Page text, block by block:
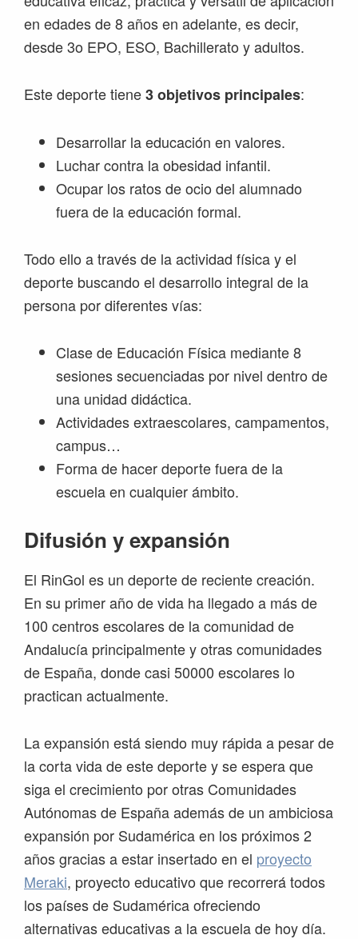
en edades de 8 años en adelante, es decir,
desde 3o EPO, ESO, Bachillerato y adultos.
Este deporte tiene3 objetivos principales:
Desarrollar la educación en valores.
Luchar contra la obesidad infantil.
Ocupar los ratos de ocio del alumnado
fuera de la educación formal.
Todo ello a través de la actividad física y el
deporte buscando el desarrollo integral de la
persona por diferentes vías:
Clase de Educación Física mediante 8
sesiones secuenciadas por nivel dentro de
una unidad didáctica.
Actividades extraescolares, campamentos,
campus…
Forma de hacer deporte fuera de la
escuela en cualquier ámbito.
Difusión y expansión
El RinGol es un deporte de reciente creación.
En su primer año de vida ha llegado a más de
100 centros escolares de la comunidad de
Andalucía principalmente y otras comunidades
de España, donde casi 50000 escolares lo
practican actualmente.
La expansión está siendo muy rápida a pesar de
la corta vida de este deporte y se espera que
siga el crecimiento por otras Comunidades
Autónomas de España además de un ambiciosa
expansión por Sudamérica en los próximos 2
años gracias a estar insertado en el proyecto
Meraki, proyecto educativo que recorrerá todos
los países de Sudamérica ofreciendo
alternativas educativas a la escuela de hoy día.